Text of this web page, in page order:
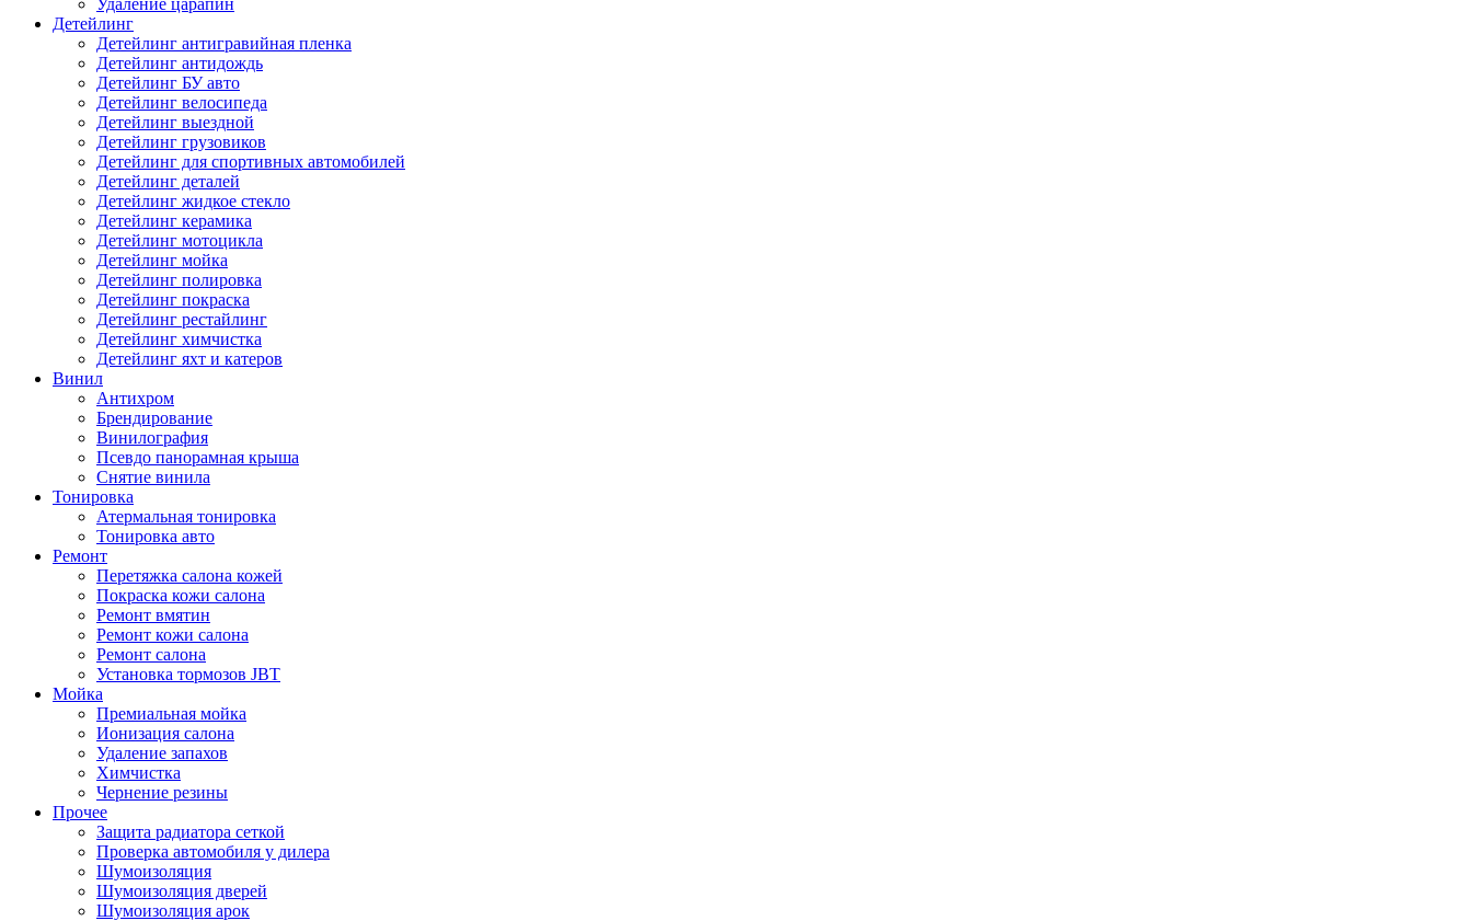
Удаление царапин
Детейлинг
Детейлинг антигравийная пленка
Детейлинг антидождь
Детейлинг БУ авто
Детейлинг велосипеда
Детейлинг выездной
Детейлинг грузовиков
Детейлинг для спортивных автомобилей
Детейлинг деталей
Детейлинг жидкое стекло
Детейлинг керамика
Детейлинг мотоцикла
Детейлинг мойка
Детейлинг полировка
Детейлинг покраска
Детейлинг рестайлинг
Детейлинг химчистка
Детейлинг яхт и катеров
Винил
Антихром
Брендирование
Винилография
Псевдо панорамная крыша
Снятие винила
Тонировка
Атермальная тонировка
Тонировка авто
Ремонт
Перетяжка салона кожей
Покраска кожи салона
Ремонт вмятин
Ремонт кожи салона
Ремонт салона
Установка тормозов JBT
Мойка
Премиальная мойка
Ионизация салона
Удаление запахов
Химчистка
Чернение резины
Прочее
Защита радиатора сеткой
Проверка автомобиля у дилера
Шумоизоляция
Шумоизоляция дверей
Шумоизоляция арок